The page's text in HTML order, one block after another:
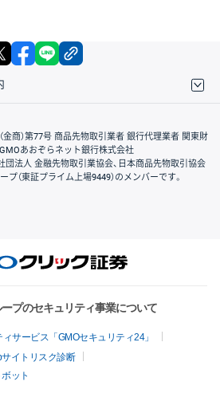
X facebook
商）第77号 商品先物取引業者 銀行代理業者 関東財
GMOあおぞらネット銀行株式会社
団法人 金融先物取引業協会、日本商品先物取引協会
（東証プライム上場9449）のメンバーです。
プのセキュリティ事業について
サービス「GMOセキュリティ24」
サイトリスク診断
ット